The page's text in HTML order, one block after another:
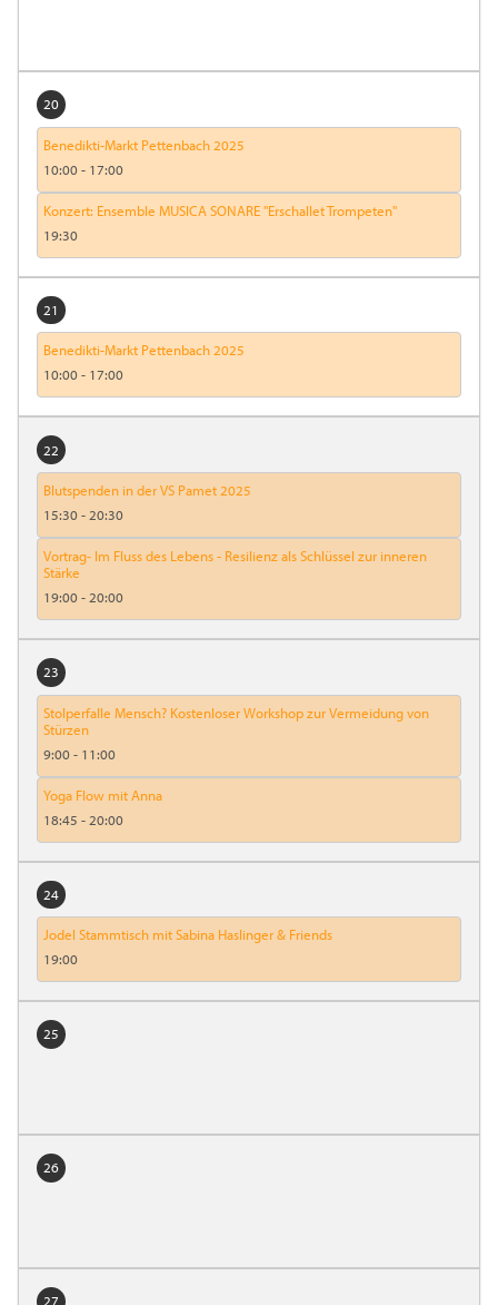
20
Benedikti-Markt Pettenbach 2025
10:00- 17:00
Konzert: Ensemble MUSICA SONARE "Erschallet Trompeten"
19:30
21
Benedikti-Markt Pettenbach 2025
10:00- 17:00
22
Blutspenden in der VS Pamet 2025
15:30- 20:30
Vortrag- Im Fluss des Lebens - Resilienz als Schlüssel zur inneren
Stärke
19:00- 20:00
23
Stolperfalle Mensch? Kostenloser Workshop zur Vermeidung von
Stürzen
9:00- 11:00
Yoga Flow mit Anna
18:45 - 20:00
24
Jodel Stammtisch mit Sabina Haslinger & Friends
19:00
25
26
27